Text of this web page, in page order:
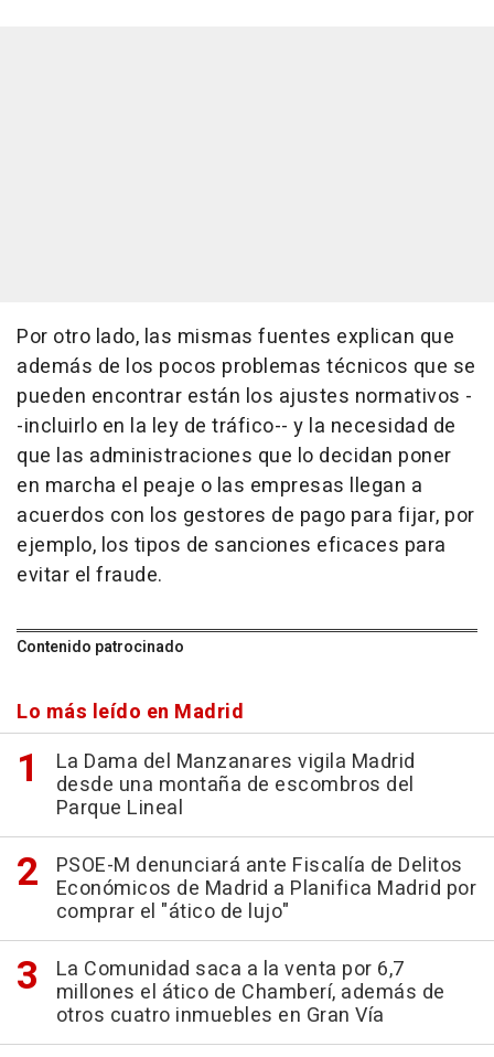
Por otro lado, las mismas fuentes explican que
además de los pocos problemas técnicos que se
pueden encontrar están los ajustes normativos -
-incluirlo en la ley de tráfico-- y la necesidad de
que las administraciones que lo decidan poner
en marcha el peaje o las empresas llegan a
acuerdos con los gestores de pago para fijar, por
ejemplo, los tipos de sanciones eficaces para
evitar el fraude.
Contenido patrocinado
Lo más leído en Madrid
La Dama del Manzanares vigila Madrid
desde una montaña de escombros del
Parque Lineal
PSOE-M denunciará ante Fiscalía de Delitos
Económicos de Madrid a Planifica Madrid por
comprar el "ático de lujo"
La Comunidad saca a la venta por 6,7
millones el ático de Chamberí, además de
otros cuatro inmuebles en Gran Vía